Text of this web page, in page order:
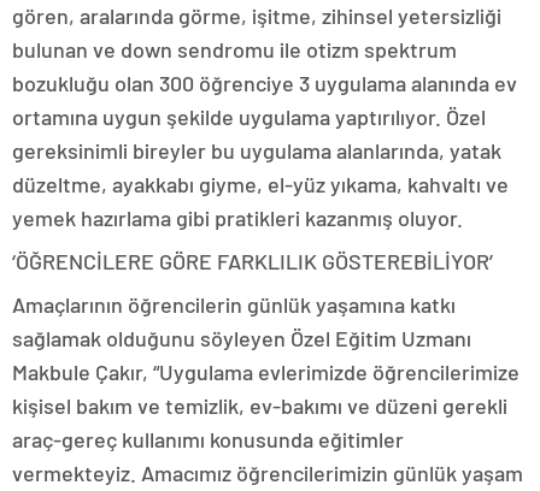
gören, aralarında görme, işitme, zihinsel yetersizliği
bulunan ve down sendromu ile otizm spektrum
bozukluğu olan 300 öğrenciye 3 uygulama alanında ev
ortamına uygun şekilde uygulama yaptırılıyor. Özel
gereksinimli bireyler bu uygulama alanlarında, yatak
düzeltme, ayakkabı giyme, el-yüz yıkama, kahvaltı ve
yemek hazırlama gibi pratikleri kazanmış oluyor.
‘ÖĞRENCİLERE GÖRE FARKLILIK GÖSTEREBİLİYOR’
Amaçlarının öğrencilerin günlük yaşamına katkı
sağlamak olduğunu söyleyen Özel Eğitim Uzmanı
Makbule Çakır, “Uygulama evlerimizde öğrencilerimize
kişisel bakım ve temizlik, ev-bakımı ve düzeni gerekli
araç-gereç kullanımı konusunda eğitimler
vermekteyiz. Amacımız öğrencilerimizin günlük yaşam